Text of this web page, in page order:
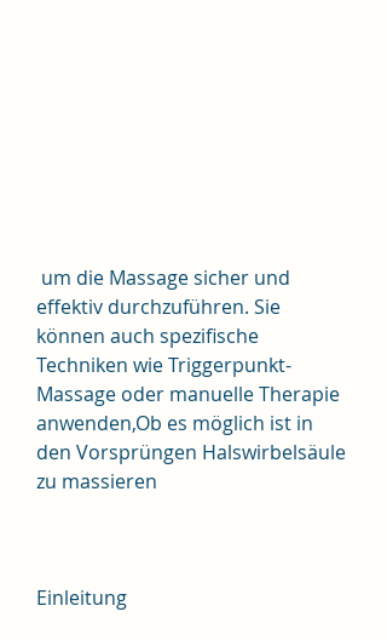
effektiv durchzuführen. Sie
können auch spezifische
Techniken wie Triggerpunkt-
Massage oder manuelle Therapie
anwenden,Ob es möglich ist in
den Vorsprüngen Halswirbelsäule
zu massieren
Einleitung